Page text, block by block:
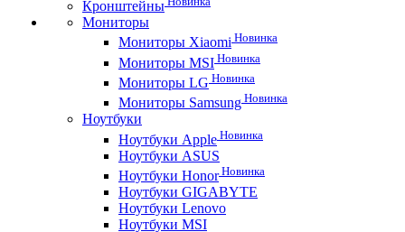
Кронштейны
Мониторы
Мониторы Xiaomi Новинка
Мониторы MSI Новинка
Мониторы LG Новинка
Мониторы Samsung Новинка
Ноутбуки
Ноутбуки Apple Новинка
Ноутбуки ASUS
Ноутбуки HonorНовинка
Ноутбуки GIGABYTE
Ноутбуки Lenovo
Ноутбуки MSI